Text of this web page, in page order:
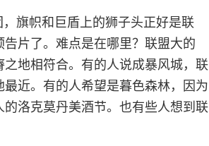
旗帜和巨盾上的狮子头正好是联
片了。难点是在哪里？联盟大的
地相符合。有的人说成暴风城，联
近。有的人希望是暮色森林，因为
洛克莫丹美酒节。也有些人想到联